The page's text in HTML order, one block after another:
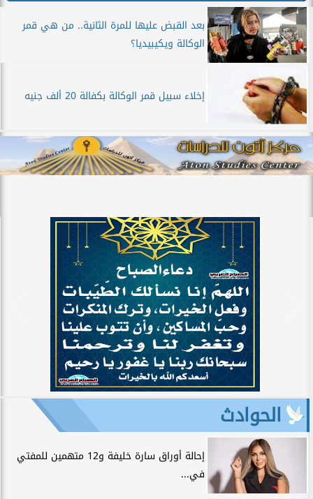
بعد القبض عليها للمرة الثانية.. من هي قمر
الوكالة ويكيبيديا؟
إخلاء سبيل قمر الوكالة بكفالة 20 ألف جنيه
الحوادث
إحالة أوراق سارة خليفة و12 متهمين للمفتي
في...